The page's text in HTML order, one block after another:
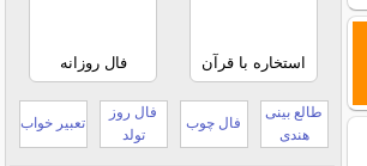
استخاره با قرآن فال روزانه
طالع بینی
هندی
فال چوب
فال روز
تولد
تعبیر خواب